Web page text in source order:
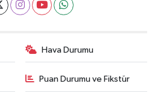
Hava Durumu
Puan Durumu ve Fikstür